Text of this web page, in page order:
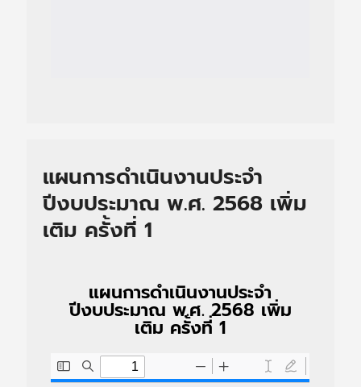
แผนการดำเนินงานประจำ
ปีงบประมาณ พ.ศ. 2568 เพิ่ม
เติม ครั้งที่ 1
แผนการดำเนินงานประจำ
ปีงบประมาณ พ.ศ. 2568 เพิ่ม
เติม ครั้งที่ 1